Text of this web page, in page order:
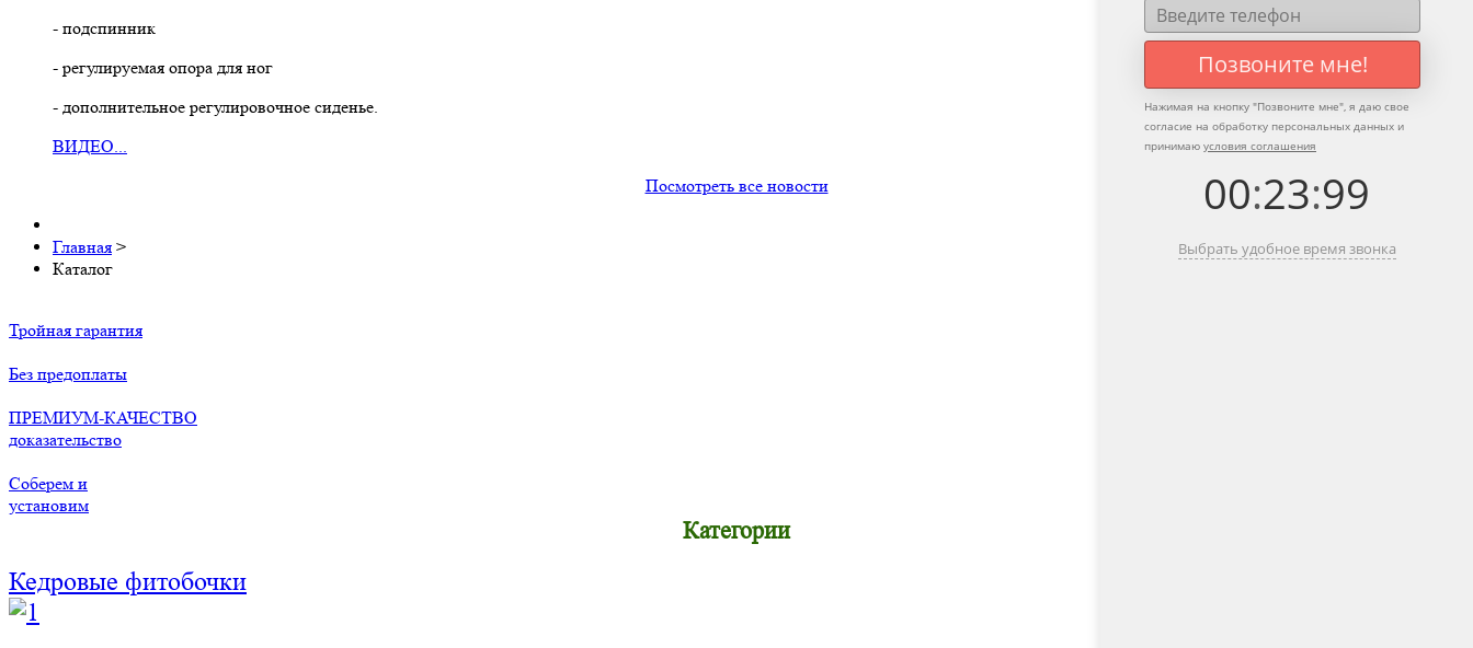
- подспинник
- регулируемая опора для ног
- дополнительное регулировочное сиденье.
ВИДЕО...
Посмотреть все новости
Главная >
Каталог
Тройная гарантия
Без предоплаты
ПРЕМИУМ-КАЧЕСТВО
доказательство
Соберем и
установим
Категории
Кедровые фитобочки
Позвоните мне!
Нажимая на кнопку "Позвоните мне", я даю свое
согласие на обработку персональных данных и
принимаю условия соглашения
00:23:99
Выбрать удобное время звонка